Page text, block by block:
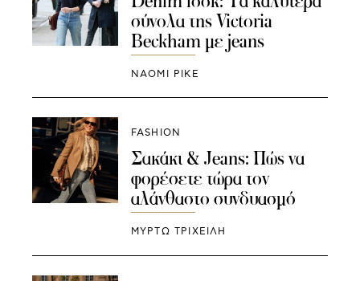
σύνολα της Victoria
Beckham με jeans
NAOMI PIKE
FASHION
Σακάκι & Jeans: Πώς να
φορέσετε τώρα τον
αλάνθαστο συνδυασμό
ΜΥΡΤΩ ΤΡΙΧΕΙΛΗ